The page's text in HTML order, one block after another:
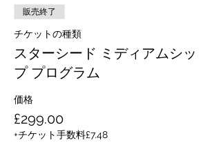
し、意図的なスペースを設定する方法を学び
始めます。サイキックとミディアムの働きの
違いを探っていきます。 &nbsp;プログラム
中、他の学生と一緒に小会議室で作業し、読
書を行ったり受け取ったりする能力を探りま
す.&nbsp;
エネルギーを扱うさまざまなツールと方法を
見ていき、スターシードと中程度の関係を築
くことができるという自信とスキルを構築す
るのに役立つことに焦点を当てます.
販売終了
チケットの種類
スターシード ミディアムシッ
プ プログラム
価格
£299.00
+チケット手数料£7.48